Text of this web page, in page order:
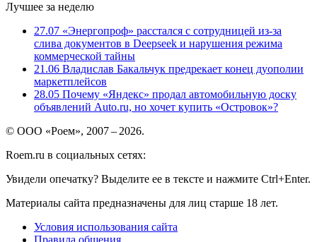
Лучшее за неделю
27.07 «Энергопроф» расстался с сотрудницей из-за
слива документов в Deepseek и нарушения режима
коммерческой тайны
21.06 Владислав Бакальчук предрекает конец дуополии
маркетплейсов
28.05 Почему «Яндекс» продал автомобильную доску
объявлений Auto.ru, но хочет купить «Островок»?
© ООО «Роем», 2007 – 2026.
Roem.ru в социальных сетях:
Увидели опечатку? Выделите ее в тексте и нажмите Ctrl+Enter.
Материалы сайта предназначены для лиц старше 18 лет.
Условия использования сайта
Правила общения